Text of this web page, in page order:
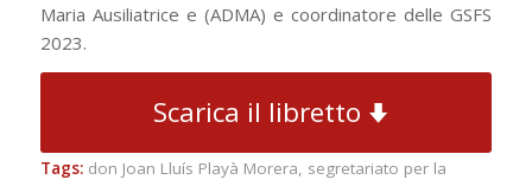
Maria Ausiliatrice e (ADMA) e coordinatore delle GSFS
2023.
Scarica il libretto
Tags: don Joan Lluís Playà Morera, segretariato per la